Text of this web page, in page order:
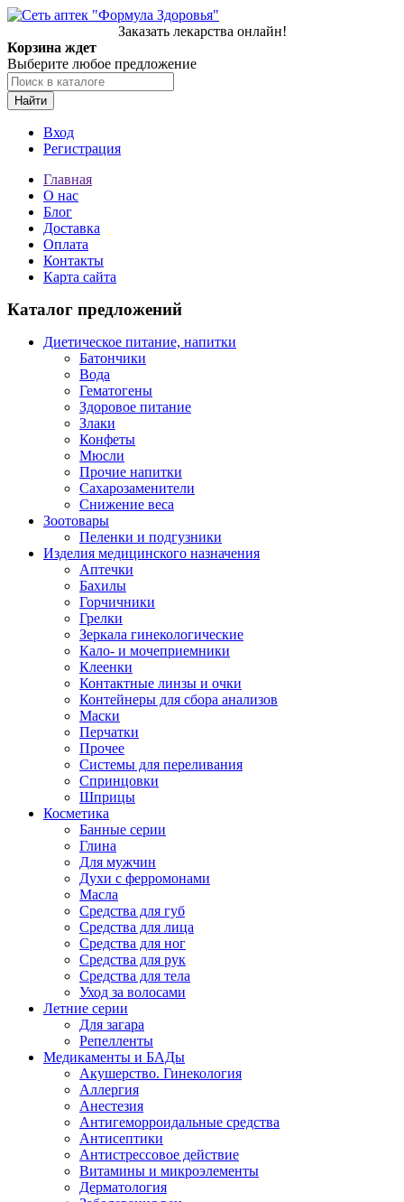
Заказать лекарства онлайн!
Корзина ждет
Выберите любое предложение
Найти
Вход
Регистрация
Главная
О нас
Блог
Доставка
Оплата
Контакты
Карта сайта
Каталог предложений
Диетическое питание, напитки
Батончики
Вода
Гематогены
Здоровое питание
Злаки
Конфеты
Мюсли
Прочие напитки
Сахарозаменители
Снижение веса
Зоотовары
Пеленки и подгузники
Изделия медицинского назначения
Аптечки
Бахилы
Горчичники
Грелки
Зеркала гинекологические
Кало- и мочеприемники
Клеенки
Контактные линзы и очки
Контейнеры для сбора анализов
Маски
Перчатки
Прочее
Системы для переливания
Спринцовки
Шприцы
Косметика
Банные серии
Глина
Для мужчин
Духи с ферромонами
Масла
Средства для губ
Средства для лица
Средства для ног
Средства для рук
Средства для тела
Уход за волосами
Летние серии
Для загара
Репелленты
Медикаменты и БАДы
Акушерство. Гинекология
Аллергия
Анестезия
Антигеморроидальные средства
Антисептики
Антистрессовое действие
Витамины и микроэлементы
Дерматология